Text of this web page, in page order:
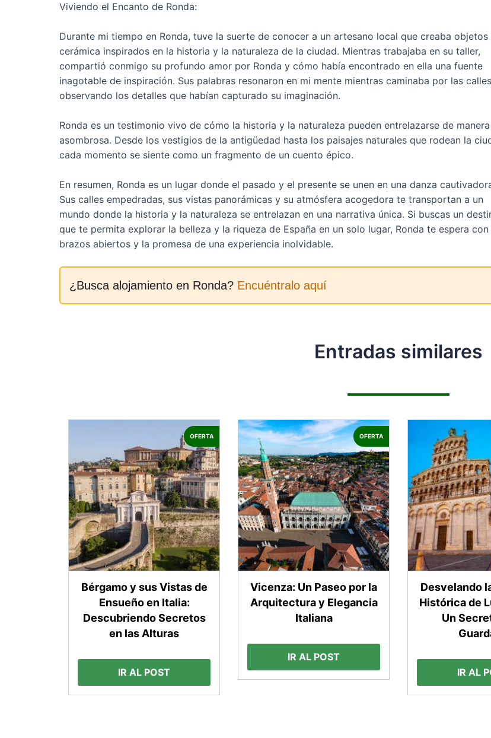
Viviendo el Encanto de Ronda:
Durante mi tiempo en Ronda, tuve la suerte de conocer a un artesano local que creaba objetos
cerámica inspirados en la historia y la naturaleza de la ciudad. Mientras trabajaba en su taller,
compartió conmigo su profundo amor por Ronda y cómo había encontrado en ella una fuente
inagotable de inspiración. Sus palabras resonaron en mi mente mientras caminaba por las
observando los detalles que habían capturado su imaginación.
Ronda es un testimonio vivo de cómo la historia y la naturaleza pueden entrelazarse de manera
asombrosa. Desde los vestigios de la antigüedad hasta los paisajes naturales que rodean la
cada momento se siente como un fragmento de un cuento épico.
En resumen, Ronda es un lugar donde el pasado y el presente se unen en una danza
Sus calles empedradas, sus vistas panorámicas y su atmósfera acogedora te transportan a un
mundo donde la historia y la naturaleza se entrelazan en una narrativa única. Si buscas un
que te permita explorar la belleza y la riqueza de España en un solo lugar, Ronda te espera
brazos abiertos y la promesa de una experiencia inolvidable.
¿Busca alojamiento en Ronda? Encuéntralo aquí
Entradas similares
OFERTA
Bérgamo y sus Vistas de
Ensueño en Italia:
Descubriendo Secretos
en las Alturas
IR AL POST
OFERTA
Vicenza: Un Paseo por la
Arquitectura y Elegancia
Italiana
IR AL POST
Desvelando
Histórica de
Un
IR AL